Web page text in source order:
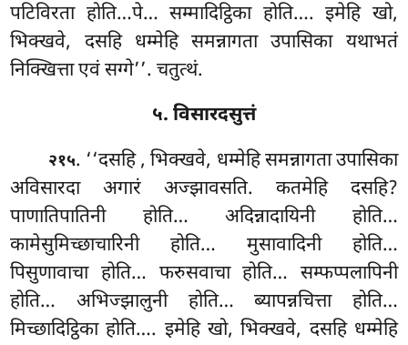
पटिविरता होति…पे… सम्मादिट्ठिका होति…. इमेहि खो,
भिक्खवे, दसहि धम्मेहि समन्नागता उपासिका यथाभतं
निक्खित्ता एवं सग्गे’’. चतुत्थं.
५. विसारदसुत्तं
२१५. ‘‘दसहि, भिक्खवे, धम्मेहि समन्नागता उपासिका
अविसारदा अगारं अज्झावसति. कतमेहि दसहि?
पाणातिपातिनी होति… अदिन्नादायिनी होति…
कामेसुमिच्छाचारिनी होति… मुसावादिनी होति…
पिसुणावाचा होति… फरुसवाचा होति… सम्फप्पलापिनी
होति… अभिज्झालुनी होति… ब्यापन्नचित्ता होति…
मिच्छादिट्ठिका होति…. इमेहि खो, भिक्खवे, दसहि धम्मेहि